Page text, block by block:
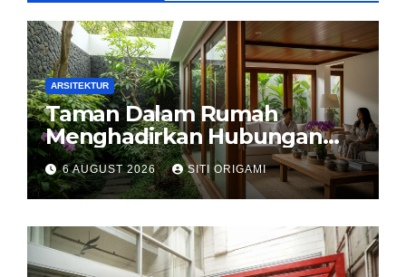
ARSITEKTUR
Taman Dalam Rumah
Menghadirkan Hubungan
Harmonis antara Arsitektur
dan Alam
6 AUGUST 2026 SITI ORIGAMI